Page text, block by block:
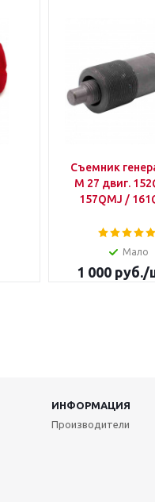
Съемник
M 27 двиг.
157QMJ /
Мало
1 000 руб./
ИНФОРМАЦИЯ
Производители